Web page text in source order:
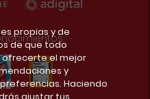
propias y de
de que todo
el mejor
y
Haciendo
ajustar tus